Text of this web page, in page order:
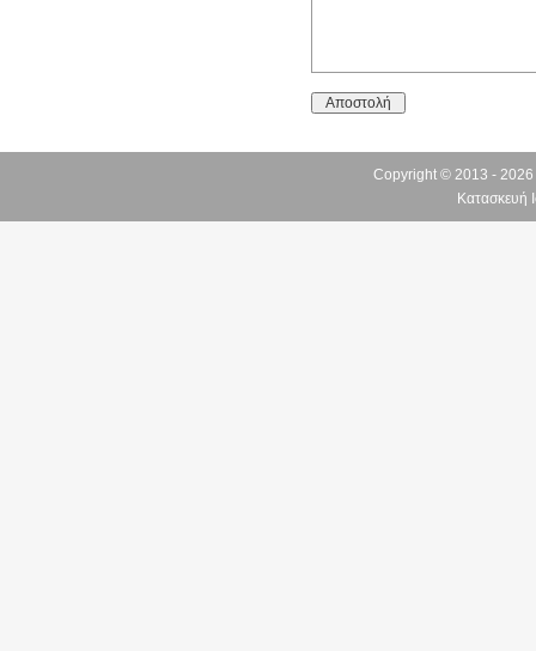
Αποστολή
Copyright © 2013 -
Κατασκευή